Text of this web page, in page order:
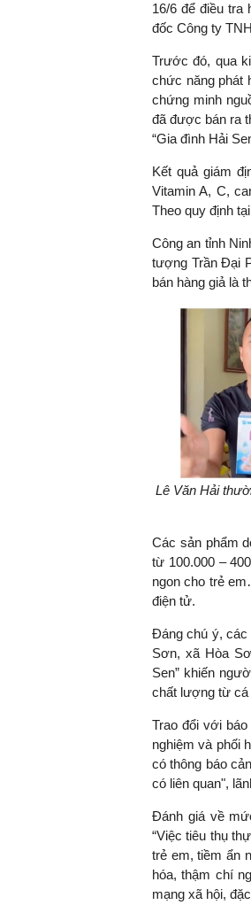
16/6 để điều tra
đốc Công ty
Trước đó, qua
chức năng phát
chứng minh
đã được bán ra
“Gia đình Hải
Kết quả giám
Vitamin A, C,
Theo quy định
Công an tỉnh
tượng Trần Đại
bán hàng giả là
Lê Văn Hải
Các sản phẩm
từ 100.000 –
ngon cho trẻ
điện tử.
Đáng chú ý, các
Sơn, xã Hòa
Sen” khiến
chất lượng từ cá
Trao đổi với
nghiệm và phối
có thông báo
có liên quan",
Đánh giá về
“Việc tiêu thụ
trẻ em, tiềm ẩn
hóa, thậm chí
mạng xã hội,